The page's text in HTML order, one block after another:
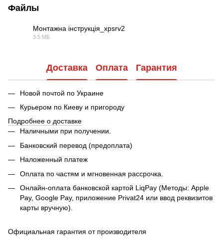
Файлы
Монтажна інструкція_xpsrv2
3.5 МБ
Доставка Оплата Гарантия
Новой почтой по Украине
Курьером по Киеву и пригороду
Подробнее о доставке
Наличными при получении.
Банковский перевод (предоплата)
Наложенный платеж
Оплата по частям и мгновенная рассрочка.
Онлайн-оплата банковской картой LiqPay (Методы: Apple
Pay, Google Pay, приложение Privat24 или ввод реквизитов
карты вручную).
Официальная гарантия от производителя